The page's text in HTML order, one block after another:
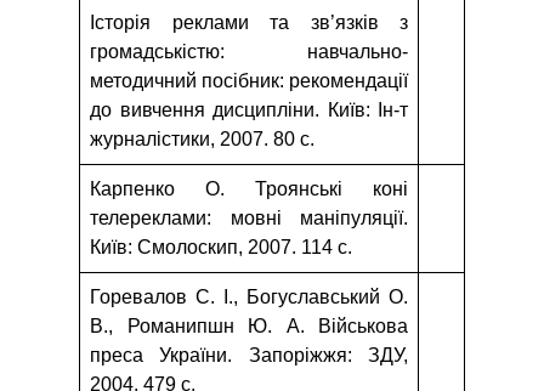
Історія реклами та зв’язків з
громадськістю: навчально-
методичний посібник: рекомендації
до вивчення дисципліни. Київ: Ін-т
журналістики, 2007. 80 с.
Карпенко О. Троянські коні
телереклами: мовні маніпуляції.
Київ: Смолоскип, 2007. 114 с.
Горевалов С. І., Богуславський О.
В., Романипшн Ю. А. Військова
преса України. Запоріжжя: ЗДУ,
2004. 479 с.